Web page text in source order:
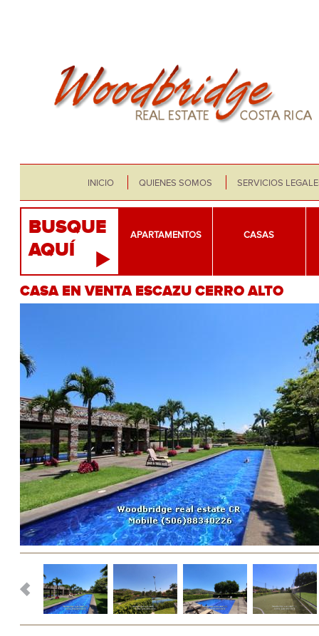
INICIO QUIENES SOMOS SERVICIOS
BUSQUE
AQUÍ
APARTAMENTOS CASAS
CASA EN VENTA ESCAZU CERRO ALTO